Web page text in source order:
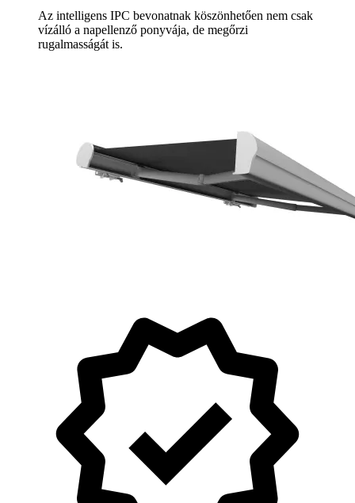
Az intelligens IPC bevonatnak köszönhetően nem csak
vízálló a napellenző ponyvája, de megőrzi
rugalmasságát is.